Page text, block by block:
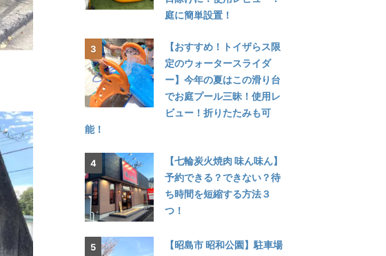
庭に簡単設置！
【おすすめ！トイザらス限
定のウォータースライダ
ー】今年の夏はこの滑り台
でお庭プール三昧！使用レ
ビュー！折りたたみも可
能！
【七輪炭火焼肉 味ん味ん】
予約できる？できない？待
ち時間を短縮する方法３
つ！
【昭島市 昭和公園】駐車場